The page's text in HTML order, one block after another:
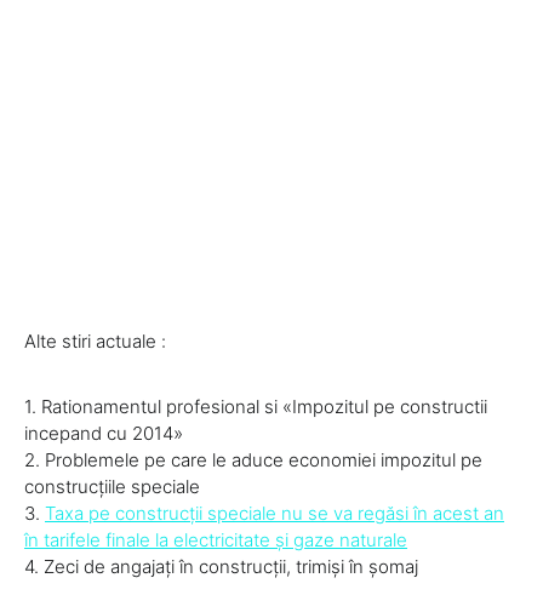
Alte stiri actuale :
1. Rationamentul profesional si «Impozitul pe constructii
incepand cu 2014»
2. Problemele pe care le aduce economiei impozitul pe
construcţiile speciale
3. Taxa pe construcţii speciale nu se va regăsi în acest an
în tarifele finale la electricitate şi gaze naturale
4. Zeci de angajaţi în construcţii, trimişi în şomaj